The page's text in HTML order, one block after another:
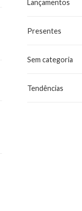
Lançamentos
Presentes
Sem categoria
Tendências